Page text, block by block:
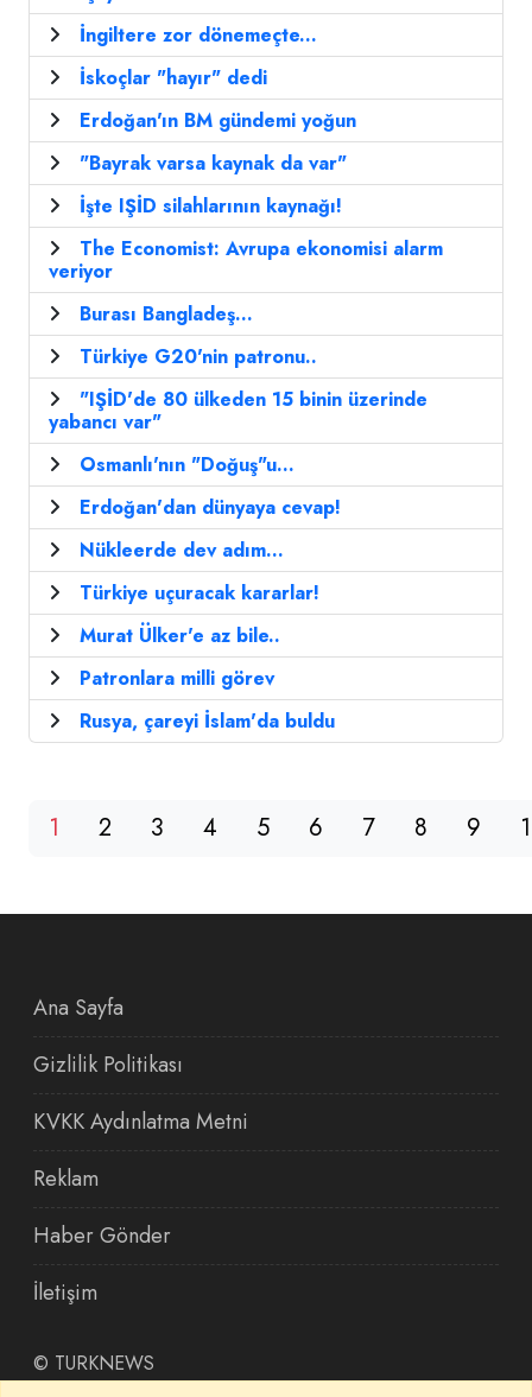
İngiltere zor dönemeçte...
İskoçlar "hayır" dedi
Erdoğan'ın BM gündemi yoğun
"Bayrak varsa kaynak da var"
İşte IŞİD silahlarının kaynağı!
The Economist: Avrupa ekonomisi alarm
veriyor
Burası Bangladeş...
Türkiye G20'nin patronu..
"IŞİD'de 80 ülkeden 15 binin üzerinde
yabancı var"
Osmanlı'nın "Doğuş"u...
Erdoğan'dan dünyaya cevap!
Nükleerde dev adım...
Türkiye uçuracak kararlar!
Murat Ülker'e az bile..
Patronlara milli görev
Rusya, çareyi İslam'da buldu
1 2 3 4 5 6 7 8 9
Ana Sayfa
Gizlilik Politikası
KVKK Aydınlatma Metni
Reklam
Haber Gönder
İletişim
© TURKNEWS